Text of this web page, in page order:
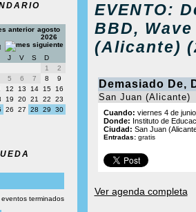
agosto
2026
J V S
D
1
2
5 6 7 8
9
12 13 14 15
16
19 20 21 22
23
26 27 28 29
30
eventos terminados
EVENTO:
BBD,
(Alicante)
Demasiado De,
San Juan (Alicante)
Cuando: viernes 4 de
Donde: Instituto de
Ciudad: San Juan
Entradas: gratis
Ver agenda completa